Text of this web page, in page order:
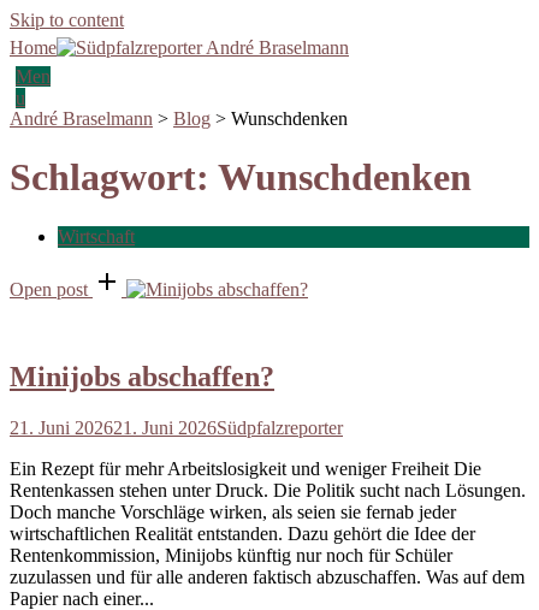
Skip to content
Home
Men
u
André Braselmann > Blog > Wunschdenken
Schlagwort: Wunschdenken
Wirtschaft
Open post
Minijobs abschaffen?
21. Juni 202621. Juni 2026Südpfalzreporter
Ein Rezept für mehr Arbeitslosigkeit und weniger Freiheit Die
Rentenkassen stehen unter Druck. Die Politik sucht nach Lösungen.
Doch manche Vorschläge wirken, als seien sie fernab jeder
wirtschaftlichen Realität entstanden. Dazu gehört die Idee der
Rentenkommission, Minijobs künftig nur noch für Schüler
zuzulassen und für alle anderen faktisch abzuschaffen. Was auf dem
Papier nach einer...